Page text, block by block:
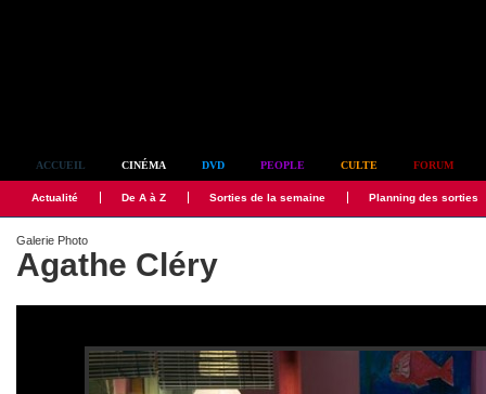
ACCUEIL CINÉMA DVD PEOPLE CULTE FORUM
Actualité De A à Z Sorties de la semaine Planning des sorties
Galerie Photo
Agathe Cléry